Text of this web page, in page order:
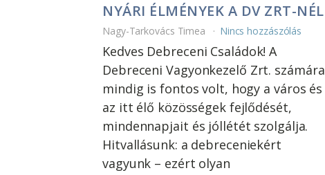
NYÁRI ÉLMÉNYEK A DV ZRT-NÉL
Nagy-Tarkovács Timea Nincs hozzászólás
Kedves Debreceni Családok! A
Debreceni Vagyonkezelő Zrt. számára
mindig is fontos volt, hogy a város és
az itt élő közösségek fejlődését,
mindennapjait és jóllétét szolgálja.
Hitvallásunk: a debreceniekért
vagyunk – ezért olyan